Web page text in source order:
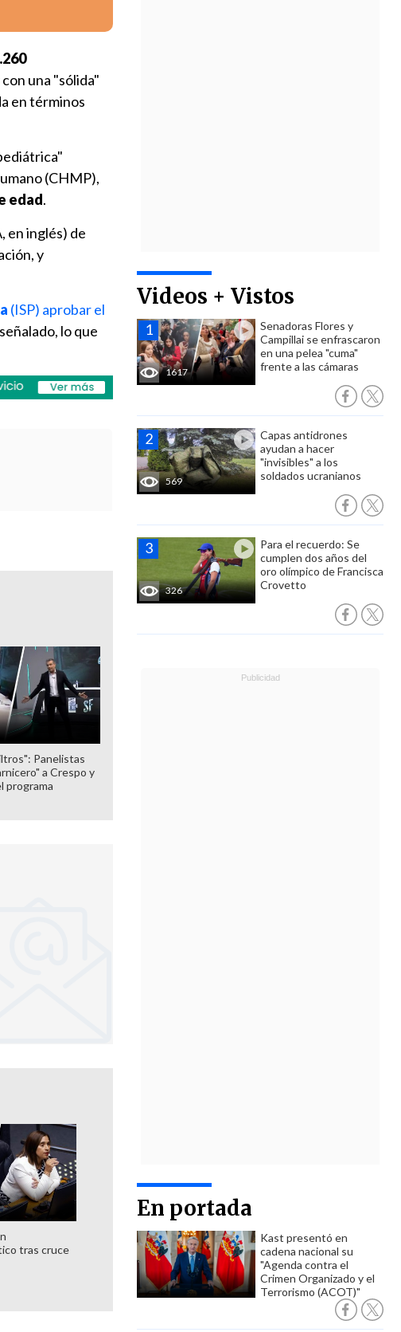
Videos + Vistos
1617
Senadoras Flores y
Campillai se enfrascaron
en una pelea "cuma"
frente a las cámaras
569
Capas antidrones
ayudan a hacer
"invisibles" a los
soldados ucranianos
326
Para el recuerdo: Se
cumplen dos años del
oro olímpico de Francisca
Crovetto
En portada
Kast presentó en
cadena nacional su
"Agenda contra el
Crimen Organizado y el
Terrorismo (ACOT)"
con una "sólida"
en términos
(CHMP),
edad.
en inglés) de
y
(ISP) aprobar el
lo que
Panelistas
a Crespo y
programa
tras cruce